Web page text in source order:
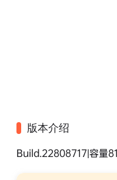
版本介绍
Build.22808717|容量